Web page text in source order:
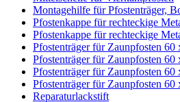
Montagehilfe für Pfostenträger,
Pfostenkappe für rechteckige
Pfostenkappe für rechteckige
Pfostenträger für Zaunpfosten 60
Pfostenträger für Zaunpfosten 60
Pfostenträger für Zaunpfosten
Pfostenträger für Zaunpfosten
Reparaturlackstift